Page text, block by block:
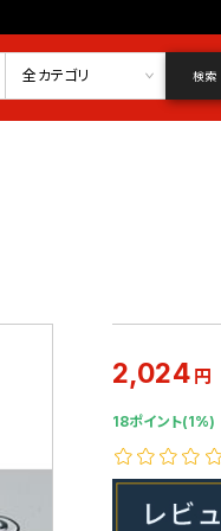
全カテゴリ 検索
2,024 円
18ポイント(1%)